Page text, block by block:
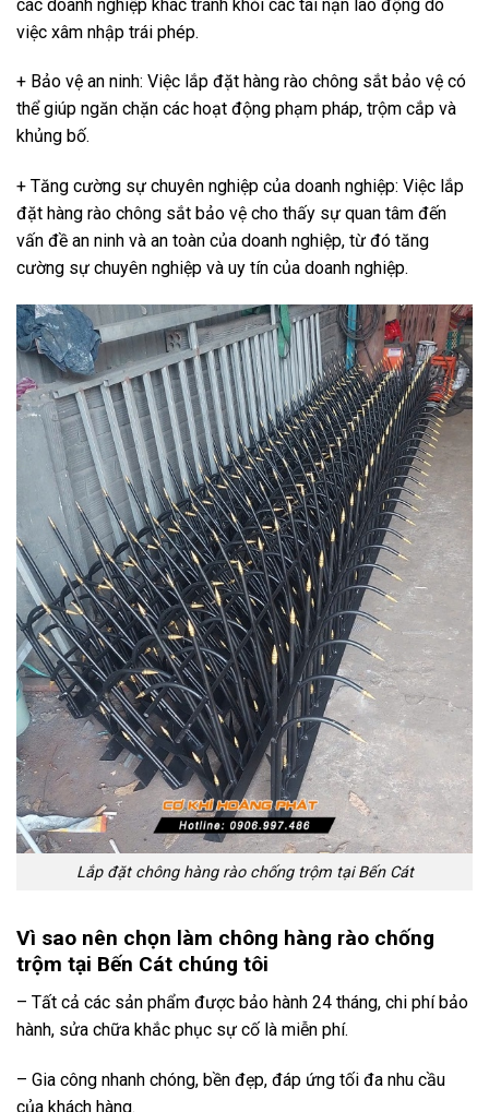
các doanh nghiệp khác tránh khỏi các tai nạn lao động do
việc xâm nhập trái phép.
+ Bảo vệ an ninh: Việc lắp đặt hàng rào chông sắt bảo vệ có
thể giúp ngăn chặn các hoạt động phạm pháp, trộm cắp và
khủng bố.
+ Tăng cường sự chuyên nghiệp của doanh nghiệp: Việc lắp
đặt hàng rào chông sắt bảo vệ cho thấy sự quan tâm đến
vấn đề an ninh và an toàn của doanh nghiệp, từ đó tăng
cường sự chuyên nghiệp và uy tín của doanh nghiệp.
Lắp đặt chông hàng rào chống trộm tại Bến Cát
Vì sao nên chọn làm chông hàng rào chống
trộm tại Bến Cát chúng tôi
– Tất cả các sản phẩm được bảo hành 24 tháng, chi phí bảo
hành, sửa chữa khắc phục sự cố là miễn phí.
– Gia công nhanh chóng, bền đẹp, đáp ứng tối đa nhu cầu
của khách hàng.